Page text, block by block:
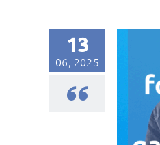
13
06, 2025